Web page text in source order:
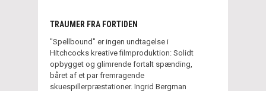
TRAUMER FRA FORTIDEN
"Spellbound" er ingen undtagelse i
Hitchcocks kreative filmproduktion: Solidt
opbygget og glimrende fortalt spænding,
båret af et par fremragende
skuespillerpræstationer. Ingrid Bergman